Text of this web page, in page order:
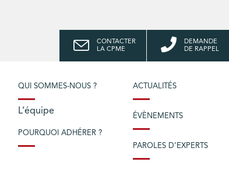
CONTACTER
LA CPME
DEMANDE
DE RAPPEL
QUI SOMMES-NOUS ?
L’équipe
POURQUOI ADHÉRER ?
ACTUALITÉS
ÉVÈNEMENTS
PAROLES D’EXPERTS